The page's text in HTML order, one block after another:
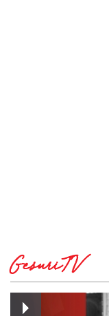
GesuriTV